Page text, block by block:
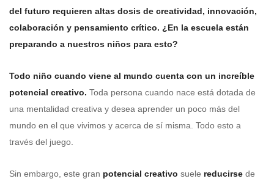
del futuro requieren altas dosis de creatividad, innovación,
colaboración y pensamiento crítico. ¿En la escuela están
preparando a nuestros niños para esto?
Todo niño cuando viene al mundo cuenta con un increíble
potencial creativo. Toda persona cuando nace está dotada de
una mentalidad creativa y desea aprender un poco más del
mundo en el que vivimos y acerca de sí misma. Todo esto a
través del juego.
Sin embargo, este gran potencial creativo suele reducirse de